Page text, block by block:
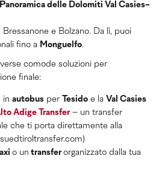
delle Dolomiti Val Casies-
e Bolzano. Da lì, puoi
fino a Monguelfo.
comode soluzioni per
finale:
in autobus per Tesido e la Val Casies
Adige Transfer– un transfer
che ti porta direttamente alla
o un transferorganizzato dalla tua